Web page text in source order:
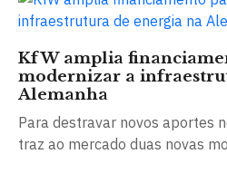
KfW amplia
modernizar a
Alemanha
Para destravar novos aportes
traz ao mercado duas novas